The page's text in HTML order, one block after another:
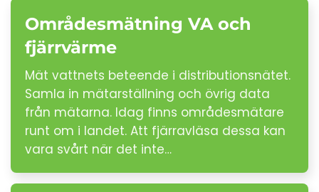
Områdesmätning VA och
fjärrvärme
Mät vattnets beteende i distributionsnätet.
Samla in mätarställning och övrig data
från mätarna. Idag finns områdesmätare
runt om i landet. Att fjärravläsa dessa kan
vara svårt när det inte…